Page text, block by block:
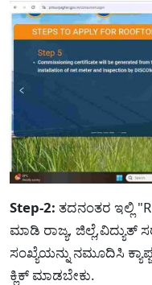
Step-2: ತದನಂತರ ಇಲ್ಲಿ
ಮಾಡಿ ರಾಜ್ಯ, ಜಿಲ್ಲೆ,ವಿದ್ಯುತ್
ಸಂಖ್ಯೆಯನ್ನು ನಮೂದಿಸಿ
ಕ್ಲಿಕ್ ಮಾಡಬೇಕು.